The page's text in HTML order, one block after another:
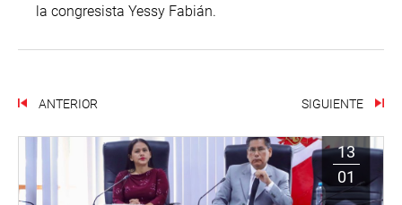
la congresista Yessy Fabián.
ANTERIOR SIGUIENTE
13
01